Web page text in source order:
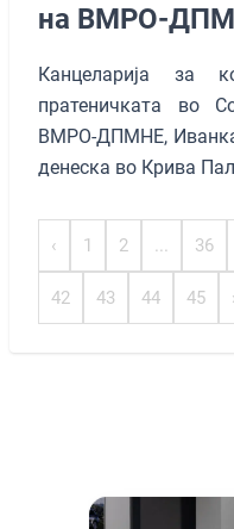
на ВМРО-
Канцеларија за
пратеничката во
ВМРО-ДПМНЕ, Иванка
денеска во Крива
‹ 1 2 ... 36
42 43 44 45